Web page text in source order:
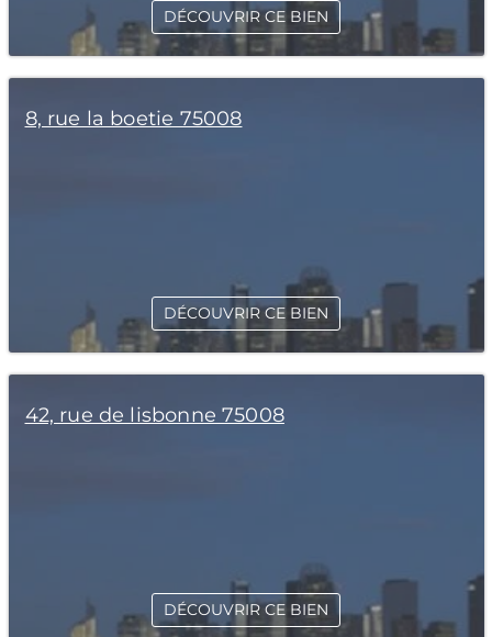
DÉCOUVRIR CE BIEN
8, rue la boetie 75008
DÉCOUVRIR CE BIEN
42, rue de lisbonne 75008
DÉCOUVRIR CE BIEN